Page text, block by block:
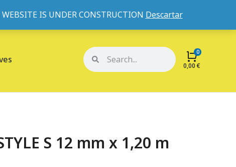
IS UNDER CONSTRUCTION Descartar
Mi cuenta Mis pedidos
0,00€
S 12 mm x 1,20 m